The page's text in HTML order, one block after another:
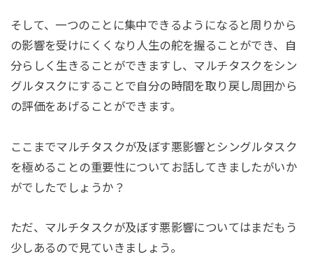
そして、一つのことに集中できるようになると周りから
の影響を受けにくくなり人生の舵を握ることができ、自
分らしく生きることができますし、マルチタスクをシン
グルタスクにすることで自分の時間を取り戻し周囲から
の評価をあげることができます。
ここまでマルチタスクが及ぼす悪影響とシングルタスク
を極めることの重要性についてお話してきましたがいか
がでしたでしょうか？
ただ、マルチタスクが及ぼす悪影響についてはまだもう
少しあるので見ていきましょう。